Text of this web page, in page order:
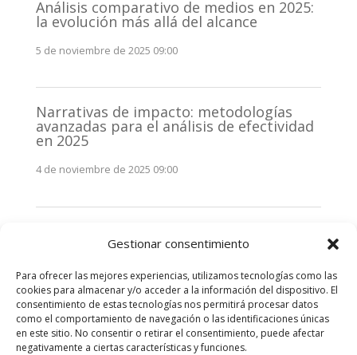
Gestionar consentimiento
Para ofrecer las mejores experiencias, utilizamos tecnologías como las
cookies para almacenar y/o acceder a la información del dispositivo. El
consentimiento de estas tecnologías nos permitirá procesar datos
como el comportamiento de navegación o las identificaciones únicas
en este sitio. No consentir o retirar el consentimiento, puede afectar
negativamente a ciertas características y funciones.
Análisis comparativo de medios en 2025:
la evolución más allá del alcance
5 de noviembre de 2025 09:00
Narrativas de impacto: metodologías
avanzadas para el análisis de efectividad
en 2025
4 de noviembre de 2025 09:00
stakeholders en 2025: La clave de la
3 de noviembre de 2025 09:00
Comentarios recientes